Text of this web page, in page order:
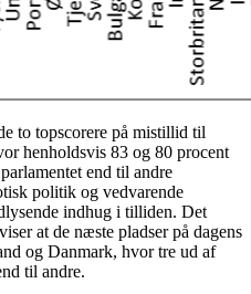
to topscorere på mistillid til
henholdsvis 83 og 80 procent
end til andre
politik og vedvarende
indhug i tilliden. Det
at de næste pladser på dagens
og Danmark, hvor tre ud af
til andre.